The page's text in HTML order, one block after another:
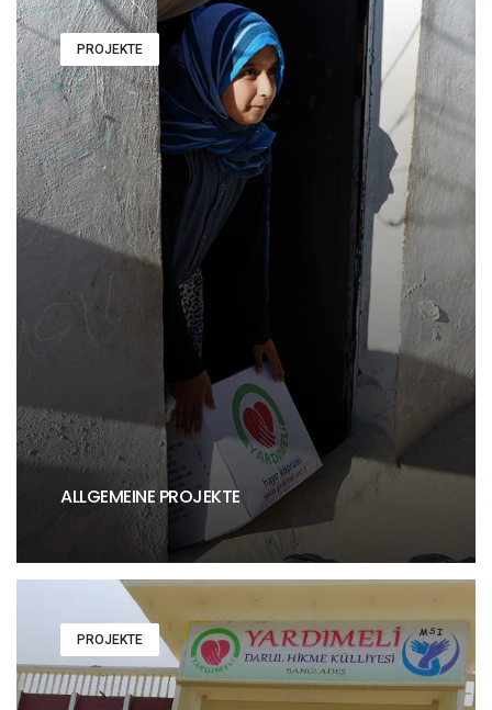
PROJEKTE
ALLGEMEINE PROJEKTE
PROJEKTE